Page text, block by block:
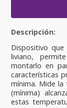
Dispositivo
liviano,
montarlo en
características
mínima. Mide
(mínima)
estas